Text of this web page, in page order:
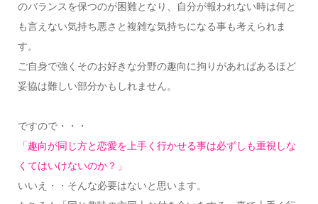
のバランスを保つのが困難となり、自分が報われない時は何と
も言えない気持ち悪さと複雑な気持ちになる事も考えられま
す。
ご自身で強くそのお好きな分野の趣向に拘りがあればあるほど
妥協は難しい部分かもしれません。
ですので・・・
「趣向が同じ方と恋愛を上手く行かせる事は必ずしも重視しな
くてはいけないのか？」
いいえ・・そんな必要はないと思います。